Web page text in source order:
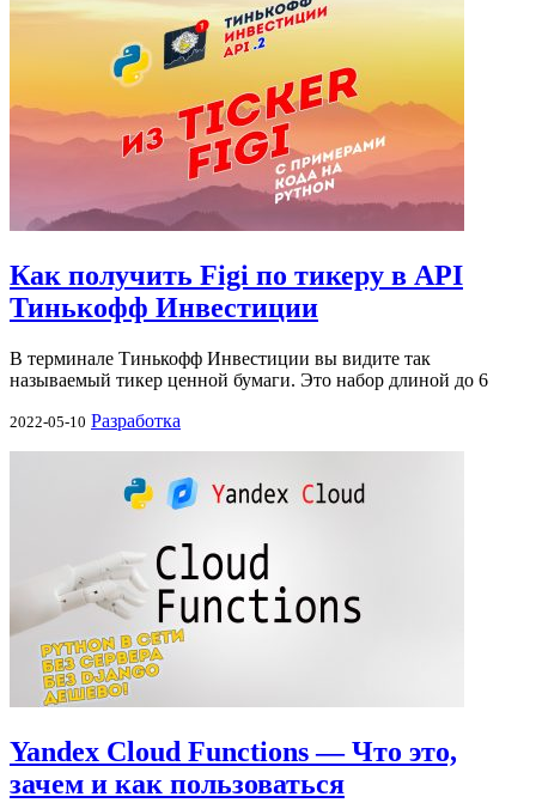
Как получить Figi по тикеру в API
Тинькофф Инвестиции
В терминале Тинькофф Инвестиции вы видите так
называемый тикер ценной бумаги. Это набор длиной до 6
2022-05-10 Разработка
Yandex Cloud Functions — Что это,
зачем и как пользоваться